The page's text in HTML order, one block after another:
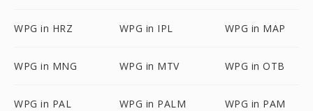
WPG in HRZ WPG in IPL WPG in MAP
WPG in MNG WPG in MTV WPG in OTB
WPG in PAL WPG in PALM WPG in PAM